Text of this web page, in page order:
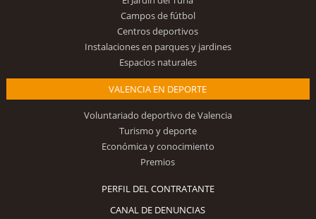
Campos de fútbol
Centros deportivos
Instalaciones en parques y jardines
Espacios naturales
VALENCIA EN DEPORTE
Voluntariado deportivo de Valencia
Turismo y deporte
Económica y conocimiento
Premios
PERFIL DEL CONTRATANTE
CANAL DE DENUNCIAS